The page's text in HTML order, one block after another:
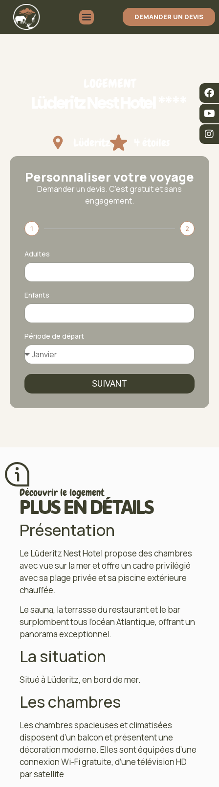
DEMANDER UN DEVIS
Personnaliser votre voyage
Demander un devis. C’est gratuit et sans
engagement.
1 2
Adultes
Enfants
Période de départ
SUIVANT
Découvrir le logement
PLUS EN DÉTAILS
Présentation
Le Lüderitz Nest Hotel propose des chambres
avec vue sur la mer et offre un cadre privilégié
avec sa plage privée et sa piscine extérieure
chauffée.
Le sauna, la terrasse du restaurant et le bar
surplombent tous l’océan Atlantique, offrant un
panorama exceptionnel.
La situation
Situé à Lüderitz, en bord de mer.
Les chambres
Les chambres spacieuses et climatisées
disposent d’un balcon et présentent une
décoration moderne. Elles sont équipées d’une
connexion Wi-Fi gratuite, d’une télévision HD
par satellite